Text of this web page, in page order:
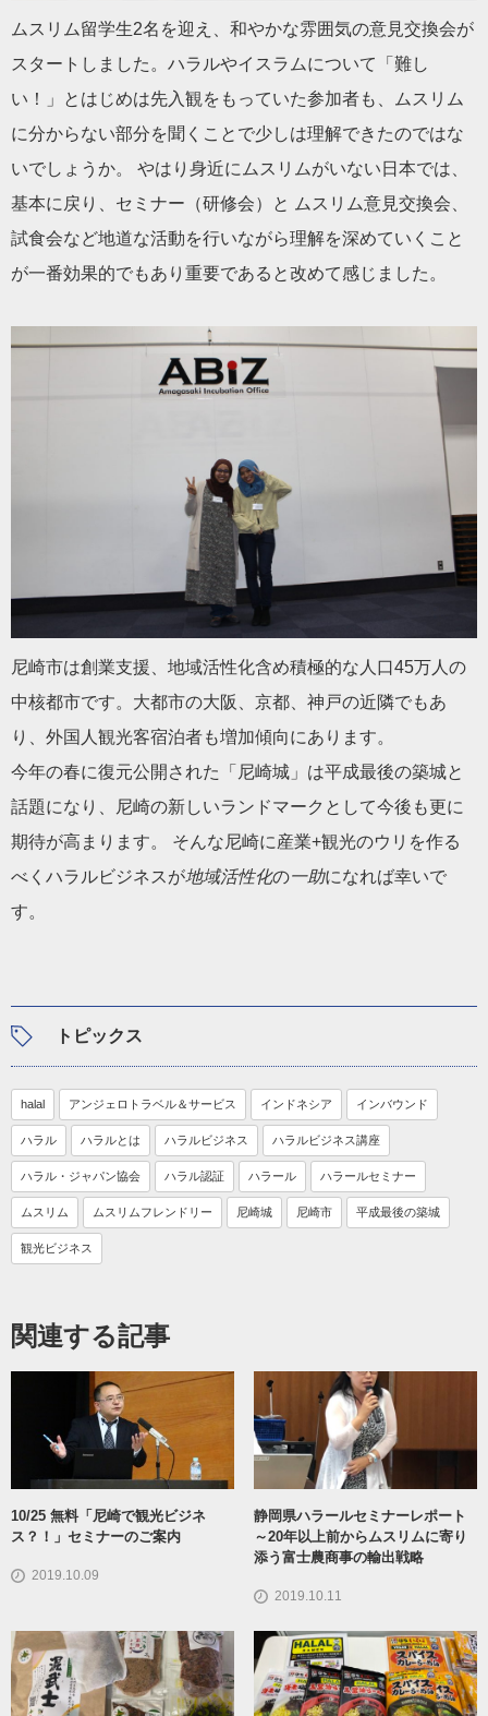
ムスリム留学生2名を迎え、和やかな雰囲気の意見交換会が
スタートしました。ハラルやイスラムについて「難し
い！」とはじめは先入観をもっていた参加者も、ムスリム
に分からない部分を聞くことで少しは理解できたのではな
いでしょうか。 やはり身近にムスリムがいない日本では、
基本に戻り、セミナー（研修会）と ムスリム意見交換会、
試食会など地道な活動を行いながら理解を深めていくこと
が一番効果的でもあり重要であると改めて感じました。
尼崎市は創業支援、地域活性化含め積極的な人口45万人の
中核都市です。大都市の大阪、京都、神戸の近隣でもあ
り、外国人観光客宿泊者も増加傾向にあります。
今年の春に復元公開された「尼崎城」は平成最後の築城と
話題になり、尼崎の新しいランドマークとして今後も更に
期待が高まります。 そんな尼崎に産業+観光のウリを作る
べくハラルビジネスが地域活性化の一助になれば幸いで
す。
トピックス
halal アンジェロトラベル＆サービス インドネシア インバウンド
ハラル ハラルとは ハラルビジネス ハラルビジネス講座
ハラル・ジャパン協会 ハラル認証 ハラール ハラールセミナー
ムスリム ムスリムフレンドリー 尼崎城 尼崎市 平成最後の築城
観光ビジネス
関連する記事
10/25 無料「尼崎で観光ビジネ
ス？！」セミナーのご案内
2019.10.09
静岡県ハラールセミナーレポート
～20年以上前からムスリムに寄り
添う富士農商事の輸出戦略
2019.10.11